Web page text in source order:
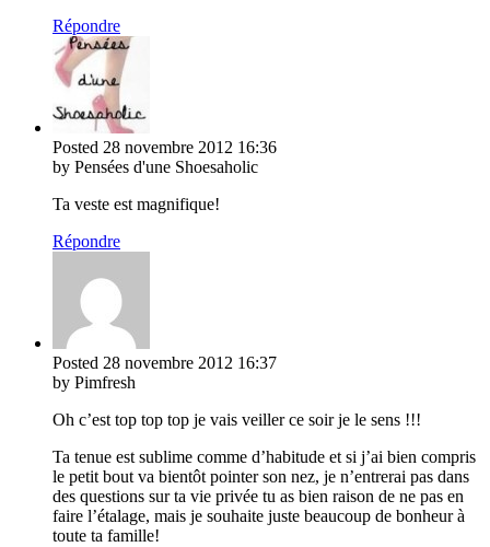
Répondre
Posted 28 novembre 2012 16:36
by Pensées d'une Shoesaholic
Ta veste est magnifique!
Répondre
Posted 28 novembre 2012 16:37
by Pimfresh
Oh c’est top top top je vais veiller ce soir je le sens !!!
Ta tenue est sublime comme d’habitude et si j’ai bien compris
le petit bout va bientôt pointer son nez, je n’entrerai pas dans
des questions sur ta vie privée tu as bien raison de ne pas en
faire l’étalage, mais je souhaite juste beaucoup de bonheur à
toute ta famille!